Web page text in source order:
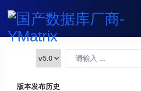
版本发布历史